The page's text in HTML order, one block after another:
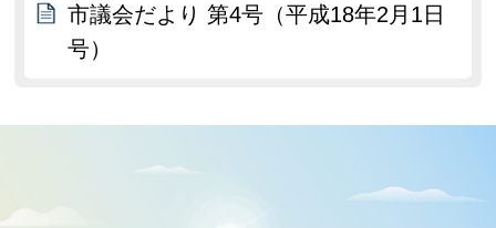
市議会だより 第4号（平成18年2月1日
号）